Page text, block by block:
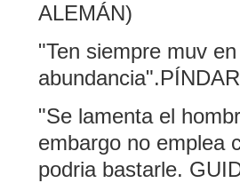
ALEMÁN)
"Ten siempre muv
"Se lamenta el
embargo no emplea
podria bastarle.